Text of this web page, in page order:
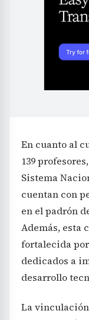
En cuanto al
139
Sistema
cuentan con
en el padrón
Además, esta
fortalecida
dedicados a
desarrollo
La